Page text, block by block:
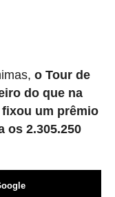
o Tour de
do que na
um prêmio
os 2.305.250